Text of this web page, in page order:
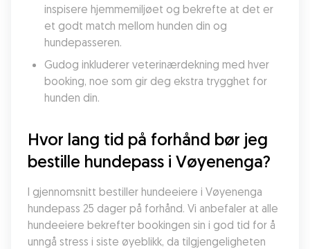
inspisere hjemmemiljøet og bekrefte at det er
et godt match mellom hunden din og
hundepasseren.
Gudog inkluderer veterinærdekning med hver
booking, noe som gir deg ekstra trygghet for
hunden din.
Hvor lang tid på forhånd bør jeg
bestille hundepass i Vøyenenga?
I gjennomsnitt bestiller hundeeiere i Vøyenenga
hundepass 25 dager på forhånd. Vi anbefaler at alle
hundeeiere bekrefter bookingen sin i god tid for å
unngå stress i siste øyeblikk, da tilgjengeligheten